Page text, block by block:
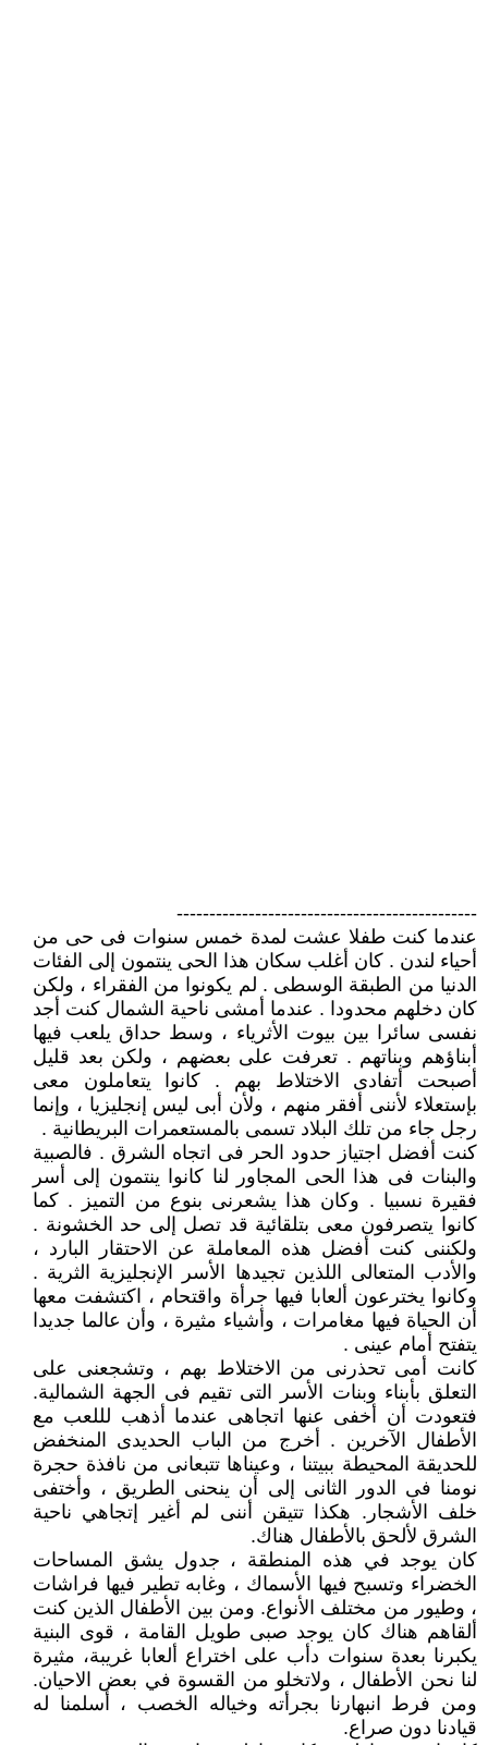
----------------------------------------------
عندما كنت طفلا عشت لمدة خمس سنوات فى حى من
أحياء لندن . كان أغلب سكان هذا الحى ينتمون إلى الفئات
الدنيا من الطبقة الوسطى . لم يكونوا من الفقراء ، ولكن
كان دخلهم محدودا . عندما أمشى ناحية الشمال كنت أجد
نفسى سائرا بين بيوت الأثرياء ، وسط حداق يلعب فيها
أبناؤهم وبناتهم . تعرفت على بعضهم ، ولكن بعد قليل
أصبحت أتفادى الاختلاط بهم . كانوا يتعاملون معى
بإستعلاء لأننى أفقر منهم ، ولأن أبى ليس إنجليزيا ، وإنما
رجل جاء من تلك البلاد تسمى بالمستعمرات البريطانية .
كنت أفضل اجتياز حدود الحر فى اتجاه الشرق . فالصبية
والبنات فى هذا الحى المجاور لنا كانوا ينتمون إلى أسر
فقيرة نسبيا . وكان هذا يشعرنى بنوع من التميز . كما
كانوا يتصرفون معى بتلقائية قد تصل إلى حد الخشونة .
ولكننى كنت أفضل هذه المعاملة عن الاحتقار البارد ،
والأدب المتعالى اللذين تجيدها الأسر الإنجليزية الثرية .
وكانوا يخترعون ألعابا فيها جرأة واقتحام ، اكتشفت معها
أن الحياة فيها مغامرات ، وأشياء مثيرة ، وأن عالما جديدا
يتفتح أمام عينى .
كانت أمى تحذرنى من الاختلاط بهم ، وتشجعنى على
التعلق بأبناء وبنات الأسر التى تقيم فى الجهة الشمالية.
فتعودت أن أخفى عنها اتجاهى عندما أذهب لللعب مع
الأطفال الآخرين . أخرج من الباب الحديدى المنخفض
للحديقة المحيطة ببيتنا ، وعيناها تتبعانى من نافذة حجرة
نومنا فى الدور الثانى إلى أن ينحنى الطريق ، وأختفى
خلف الأشجار. هكذا تتيقن أننى لم أغير إتجاهي ناحية
الشرق لألحق بالأطفال هناك.
كان يوجد في هذه المنطقة ، جدول يشق المساحات
الخضراء وتسبح فيها الأسماك ، وغابه تطير فيها فراشات
، وطيور من مختلف الأنواع. ومن بين الأطفال الذين كنت
ألقاهم هناك كان يوجد صبى طويل القامة ، قوى البنية
يكبرنا بعدة سنوات دأب على اختراع ألعابا غريبة، مثيرة
لنا نحن الأطفال ، ولاتخلو من القسوة في بعض الاحيان.
ومن فرط انبهارنا بجرأته وخياله الخصب ، أسلمنا له
قيادنا دون صراع.